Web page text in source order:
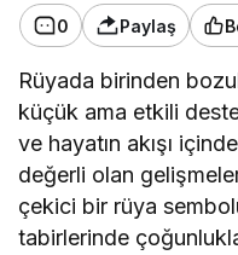
0 Paylaş
Rüyada birinden
küçük ama etkili
ve hayatın akışı
değerli olan
çekici bir rüya
tabirlerinde